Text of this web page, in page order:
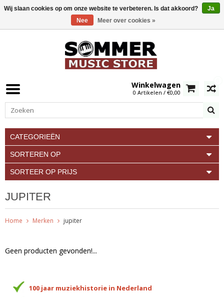
Winkelwagen
0 Artikelen / €0,00
CATEGORIEËN
SORTEREN OP
SORTEER OP PRIJS
JUPITER
Home Merken jupiter
Geen producten gevonden!...
100 jaar muziekhistorie in Nederland
Wij slaan cookies op om onze website te verbeteren. Is dat akkoord?
Ja
Nee
Meer over cookies »